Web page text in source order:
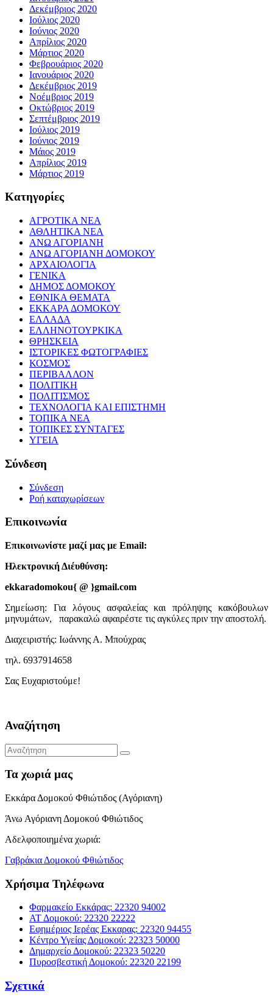
Δεκέμβριος 2020
Ιούλιος 2020
Ιούνιος 2020
Απρίλιος 2020
Μάρτιος 2020
Φεβρουάριος 2020
Ιανουάριος 2020
Δεκέμβριος 2019
Νοέμβριος 2019
Οκτώβριος 2019
Σεπτέμβριος 2019
Ιούλιος 2019
Ιούνιος 2019
Μάιος 2019
Απρίλιος 2019
Μάρτιος 2019
Kατηγορίες
ΑΓΡΟΤΙΚΑ ΝΕΑ
ΑΘΛΗΤΙΚΑ ΝΕΑ
ΑΝΩ ΑΓΟΡΙΑΝΗ
ΑΝΩ ΑΓΟΡΙΑΝΗ ΔΟΜΟΚΟΥ
ΑΡΧΑΙΟΛΟΓΙΑ
ΓΕΝΙΚΑ
ΔΗΜΟΣ ΔΟΜΟΚΟΥ
ΕΘΝΙΚΑ ΘΕΜΑΤΑ
ΕΚΚΑΡΑ ΔΟΜΟΚΟΥ
ΕΛΛΑΔΑ
ΕΛΛΗΝΟΤΟΥΡΚΙΚΑ
ΘΡΗΣΚΕΙΑ
ΙΣΤΟΡΙΚΕΣ ΦΩΤΟΓΡΑΦΙΕΣ
ΚΟΣΜΟΣ
ΠΕΡΙΒΑΛΛΟΝ
ΠΟΛΙΤΙΚΗ
ΠΟΛΙΤΙΣΜΟΣ
ΤΕΧΝΟΛΟΓΙΑ ΚΑΙ ΕΠΙΣΤΗΜΗ
ΤΟΠΙΚΑ ΝΕΑ
ΤΟΠΙΚΕΣ ΣΥΝΤΑΓΕΣ
ΥΓΕΙΑ
Σύνδεση
Σύνδεση
Ροή καταχωρίσεων
Επικοινωνία
Επικοινωνίστε μαζί μας με Email:
Ηλεκτρονική Διέυθύνση:
ekkaradomokou{ @ }gmail.com
Σημείωση: Για λόγους ασφαλείας και πρόληψης κακόβουλων
μηνυμάτων, παρακαλώ αφαιρέστε τις αγκύλες πριν την αποστολή.
Διαχειριστής: Ιωάννης Α. Μπούχρας
τηλ. 6937914658
Σας Ευχαριστούμε!
Αναζήτηση
Τα χωριά μας
Εκκάρα Δομοκού Φθιώτιδος (Αγόριανη)
Άνω Αγόριανη Δομοκού Φθιώτιδος
Αδελφοποιημένα χωριά:
Γαβράκια Δομοκού Φθιώτιδος
Χρήσιμα Τηλέφωνα
Φαρμακείο Εκκάρας: 22320 94002
ΑΤ Δομοκού: 22320 22222
Εφημέριος Ιερέας Εκκαρας: 22320 94455
Κέντρο Υγείας Δομοκού: 22323 50000
Δημαρχείο Δομοκού: 22323 50220
Πυροσβεστική Δομοκού: 22320 22199
Σχετικά